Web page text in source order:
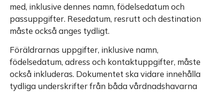
med, inklusive dennes namn, födelsedatum och
passuppgifter. Resedatum, resrutt och destination
måste också anges tydligt.
Föräldrarnas uppgifter, inklusive namn,
födelsedatum, adress och kontaktuppgifter, måste
också inkluderas. Dokumentet ska vidare innehålla
tydliga underskrifter från båda vårdnadshavarna